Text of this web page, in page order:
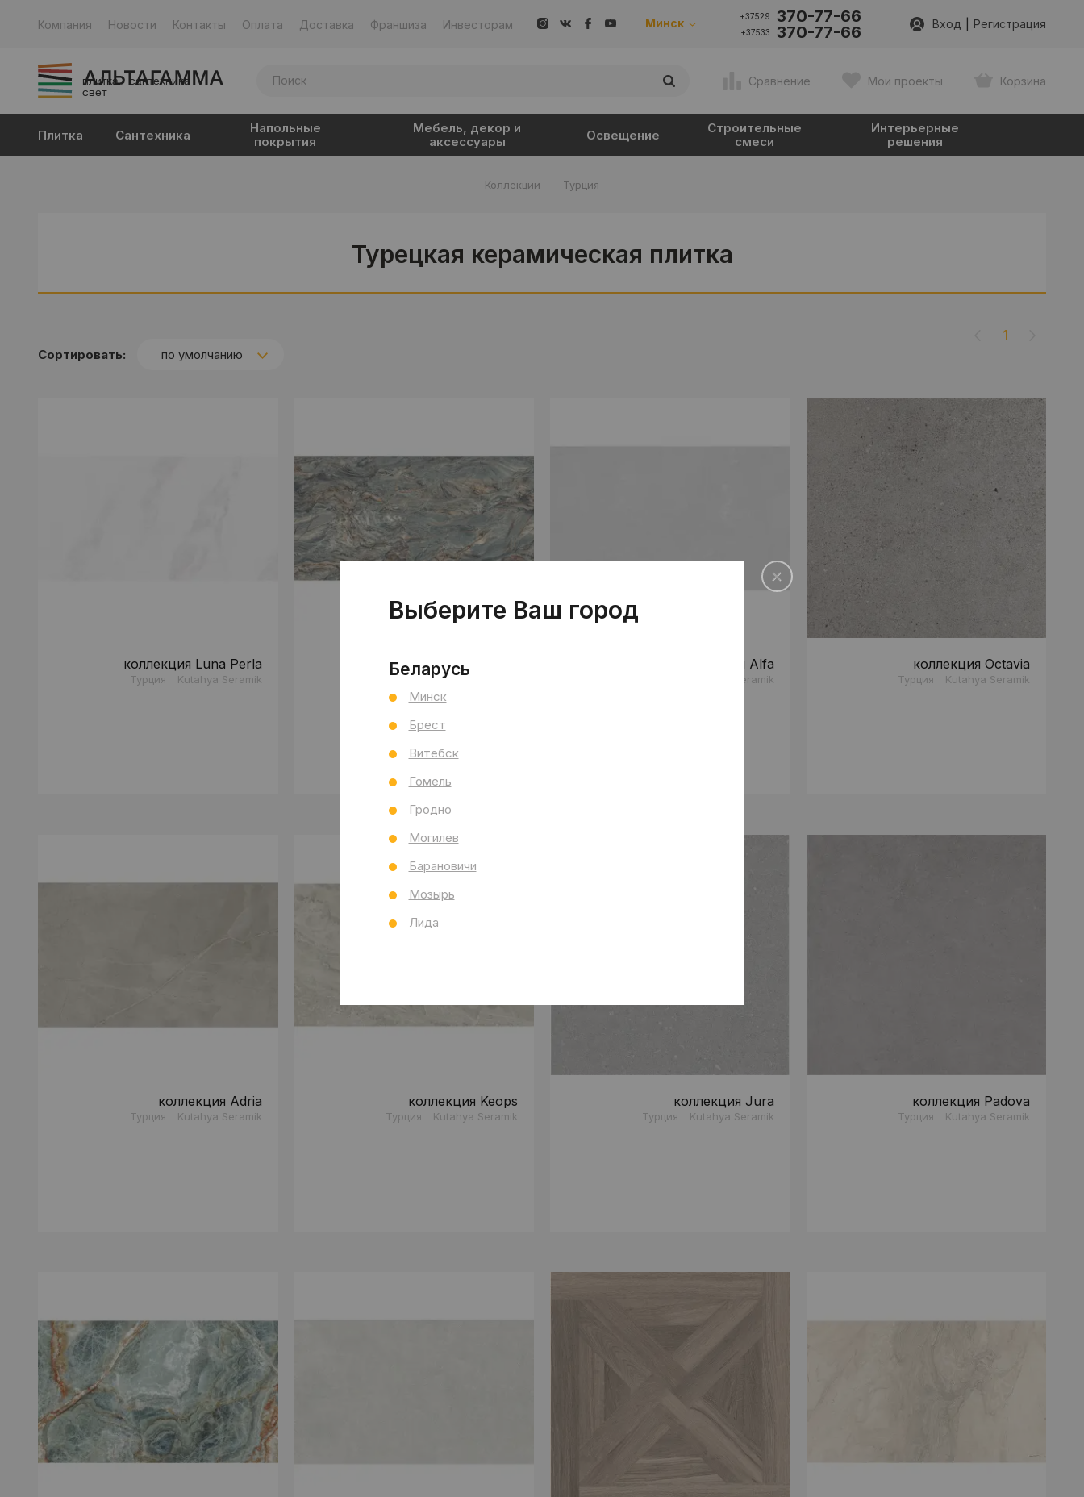
Компания Новости Контакты Оплата Доставка Франшиза Инвесторам Минск +37529 370-77-66
+37533 370-77-66 Вход Регистрация
плитка · сантехника ·
свет
Сравнение Мои проекты Корзина
Плитка Сантехника
Напольные
покрытия
Мебель, декор и
аксессуары
Освещение
Строительные
смеси
Интерьерные
решения
Коллекции - Турция
Турецкая керамическая плитка
Сортировать: по умолчанию
1
коллекция Luna Perla
Турция Kutahya Seramik
коллекция Camelia
Турция Kutahya Seramik
коллекция Alfa
Kutahya Seramik
коллекция Octavia
Турция Kutahya Seramik
коллекция Adria
Турция Kutahya Seramik
коллекция Keops
Турция Kutahya Seramik
коллекция Jura
Турция Kutahya Seramik
коллекция Padova
Турция Kutahya Seramik
Выберите Ваш город
Беларусь
Минск
Брест
Витебск
Гомель
Гродно
Могилев
Барановичи
Мозырь
Лида